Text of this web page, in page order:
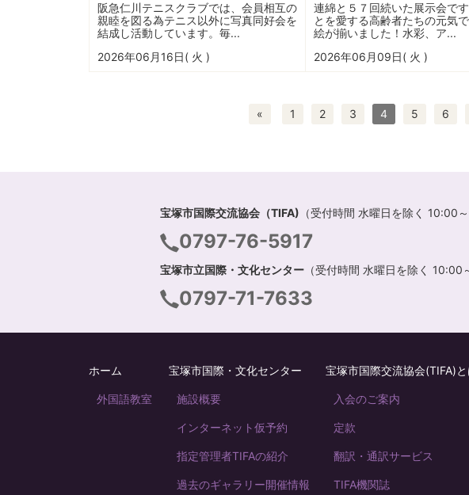
阪急仁川テニスクラブでは、会員相互の
親睦を図る為テニス以外に写真同好会を
結成し活動しています。毎...
2026年06月16日( 火 )
連綿と５７回続いた展示会で
とを愛する高齢者たちの元気
絵が揃いました！水彩、ア...
2026年06月09日( 火 )
« 1 2 3 4 5 6
宝塚市国際交流協会（TIFA) （受付時間 水曜日を除く 10:00
0797-76-5917
宝塚市立国際・文化センター （受付時間 水曜日を除く 10:00
0797-71-7633
ホーム
外国語教室
宝塚市国際・文化センター
施設概要
インターネット仮予約
指定管理者TIFAの紹介
過去のギャラリー開催情報
宝塚市国際交流協会(TIFA)と
入会のご案内
定款
翻訳・通訳サービス
TIFA機関誌